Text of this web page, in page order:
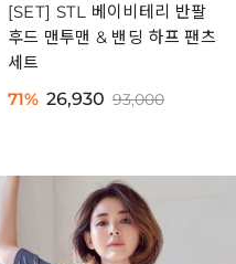
[SET] STL 베이비테리 반팔
후드 맨투맨 & 밴딩 하프 팬츠
세트
71% 26,930 93,000